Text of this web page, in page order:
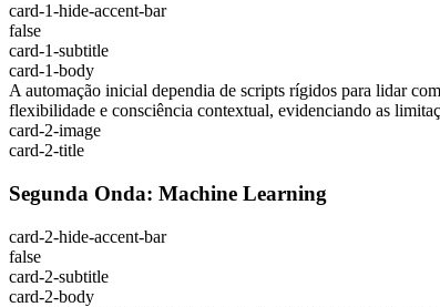
card-1-hide-accent-bar
false
card-1-subtitle
card-1-body
A automação inicial dependia de scripts rígidos para lidar
flexibilidade e consciência contextual, evidenciando as
card-2-image
card-2-title
Segunda Onda: Machine Learning
card-2-hide-accent-bar
false
card-2-subtitle
card-2-body